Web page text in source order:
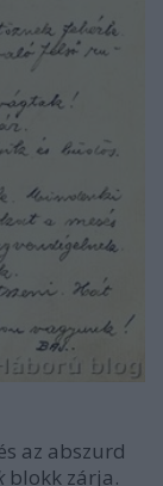
az abszurd
blokk zárja.